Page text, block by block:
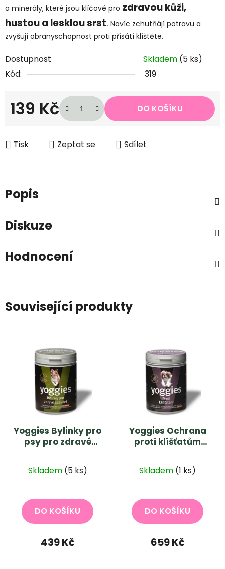
a minerály, které jsou klíčové pro zdravou kůži,
hustou a lesklou srst. Navíc zchutňájí potravu a
zvyšují obranyschopnost proti přísátí klíštěte.
Dostupnost Skladem (5 ks)
Kód:
319
139 Kč DO KOŠÍKU
Tisk Zeptat se Sdílet
Popis
Diskuze
Hodnocení
Související produkty
Yoggies Bylinky pro
psy pro zdravé
prebiotikum 600g
Skladem (5 ks)
DO KOŠÍKU
439 Kč
Yoggies Ochrana
proti klíšťatům
Skladem (1 ks)
DO KOŠÍKU
659 Kč